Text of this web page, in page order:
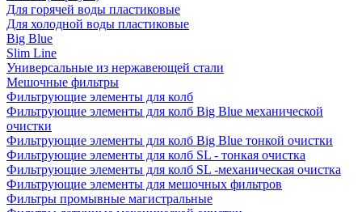
Для горячей воды пластиковые
Для холодной воды пластиковые
Big Blue
Slim Line
Универсальные из нержавеющей стали
Мешочные фильтры
Фильтрующие элементы для колб
Фильтрующие элементы для колб Big Blue механической
очистки
Фильтрующие элементы для колб Big Blue тонкой очистки
Фильтрующие элементы для колб SL - тонкая очистка
Фильтрующие элементы для колб SL -механическая очистка
Фильтрующие элементы для мешочных фильтров
Фильтры промывные магистральные